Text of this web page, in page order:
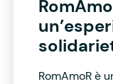
RomAmoR è